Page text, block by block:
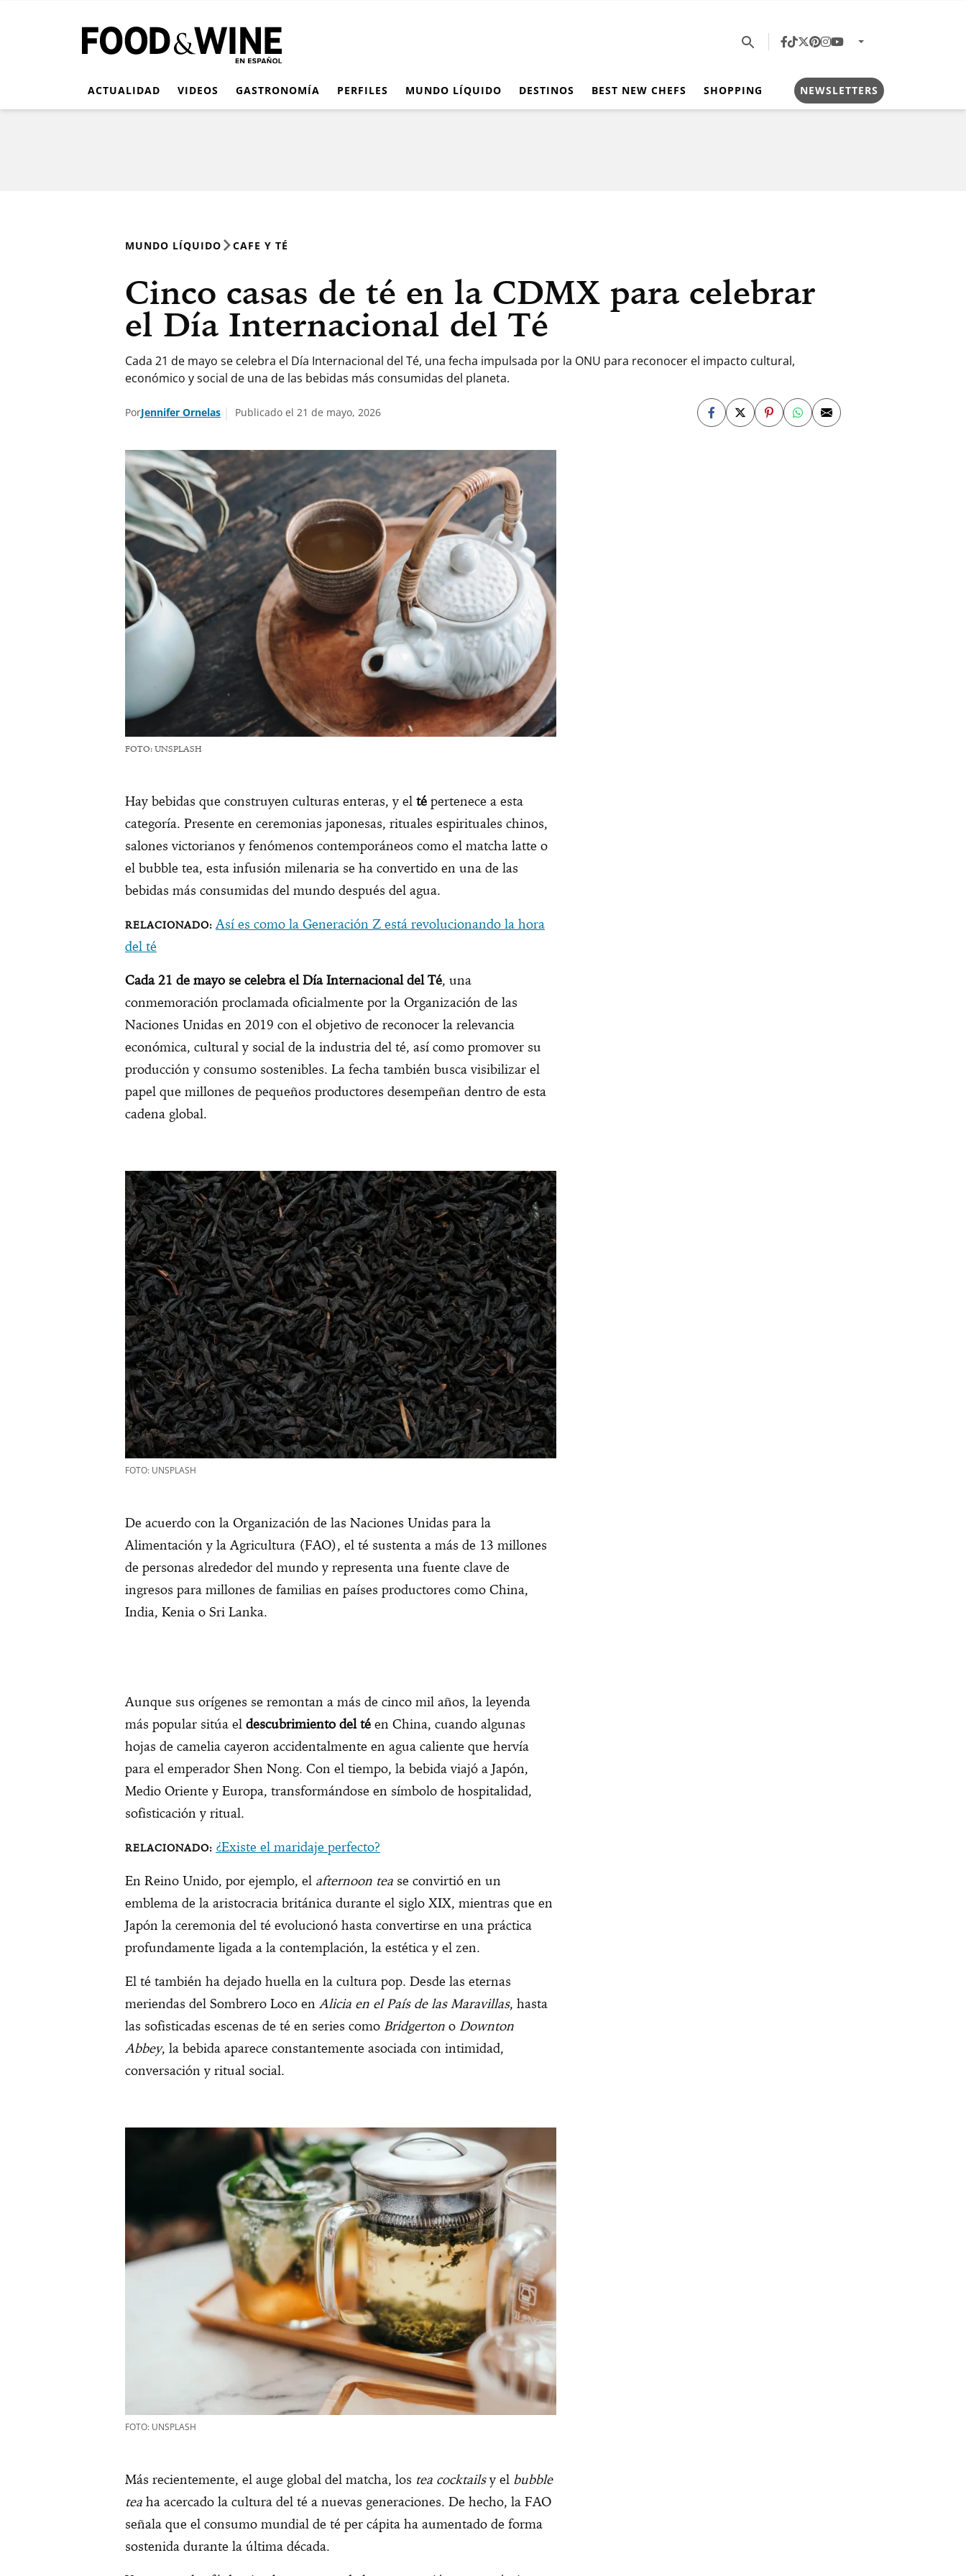
ACTUALIDAD VIDEOS GASTRONOMÍA PERFILES MUNDO LÍQUIDO DESTINOS BEST NEW CHEFS SHOPPING NEWSLETTERS
MUNDO LÍQUIDO CAFE Y TÉ
Cinco casas de té en la CDMX para celebrar
el Día Internacional del Té
Cada 21 de mayo se celebra el Día Internacional del Té, una fecha impulsada por la ONU para reconocer el impacto cultural,
económico y social de una de las bebidas más consumidas del planeta.
PorJennifer Ornelas Publicado el 21 de mayo, 2026
FOTO: UNSPLASH
Hay bebidas que construyen culturas enteras, y el té pertenece a esta
categoría. Presente en ceremonias japonesas, rituales espirituales chinos,
salones victorianos y fenómenos contemporáneos como el matcha latte o
el bubble tea, esta infusión milenaria se ha convertido en una de las
bebidas más consumidas del mundo después del agua.
Así es como la Generación Z está revolucionando la hora
del té
Cada 21 de mayo se celebra el Día Internacional del Té, una
conmemoración proclamada oficialmente por la Organización de las
Naciones Unidas en 2019 con el objetivo de reconocer la relevancia
económica, cultural y social de la industria del té, así como promover su
producción y consumo sostenibles. La fecha también busca visibilizar el
papel que millones de pequeños productores desempeñan dentro de esta
cadena global.
FOTO: UNSPLASH
De acuerdo con la Organización de las Naciones Unidas para la
Alimentación y la Agricultura (FAO), el té sustenta a más de 13 millones
de personas alrededor del mundo y representa una fuente clave de
ingresos para millones de familias en países productores como China,
India, Kenia o Sri Lanka.
Aunque sus orígenes se remontan a más de cinco mil años, la leyenda
más popular sitúa el descubrimiento del té en China, cuando algunas
hojas de camelia cayeron accidentalmente en agua caliente que hervía
para el emperador Shen Nong. Con el tiempo, la bebida viajó a Japón,
Medio Oriente y Europa, transformándose en símbolo de hospitalidad,
sofisticación y ritual.
¿Existe el maridaje perfecto?
En Reino Unido, por ejemplo, el afternoon tea se convirtió en un
emblema de la aristocracia británica durante el siglo XIX, mientras que en
Japón la ceremonia del té evolucionó hasta convertirse en una práctica
profundamente ligada a la contemplación, la estética y el zen.
El té también ha dejado huella en la cultura pop. Desde las eternas
meriendas del Sombrero Loco enAlicia en el País de las Maravillas, hasta
las sofisticadas escenas de té en series como Bridgerton o Downton
Abbey, la bebida aparece constantemente asociada con intimidad,
conversación y ritual social.
FOTO: UNSPLASH
Más recientemente, el auge global del matcha, los tea cocktailsy el bubble
tea ha acercado la cultura del té a nuevas generaciones. De hecho, la FAO
señala que el consumo mundial de té per cápita ha aumentado de forma
sostenida durante la última década.